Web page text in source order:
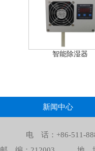
智能除湿器
新闻中心
电 话：+86-511-